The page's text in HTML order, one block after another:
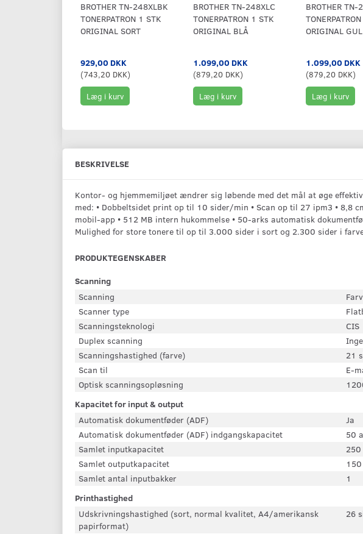
BROTHER TN-248XLBK
TONERPATRON 1 STK
ORIGINAL SORT
929,00 DKK
(743,20 DKK)
Læg i kurv
BROTHER TN-248XLC
TONERPATRON 1 STK
ORIGINAL BLÅ
1.099,00 DKK
(879,20 DKK)
Læg i kurv
BROTHER TN-
ORIGINAL GUL
1.099,00 DKK
(879,20 DKK)
Læg i kurv
BESKRIVELSE
Kontor- og hjemmemiljøet ændrer sig løbende med det mål at øge
med: • Dobbeltsidet print op til 10 sider/min • Scan op til 27 ipm3 • 8,8
mobil-app • 512 MB intern hukommelse • 50-arks automatisk
Mulighed for store tonere til op til 3.000 sider i sort og 2.300 sider i
PRODUKTEGENSKABER
Scanning
Scanning
Scanner type
Scanningsteknologi
CIS
Duplex scanning
Scanningshastighed (farve)
21
Scan til
E-
Optisk scanningsopløsning
Kapacitet for input & output
Automatisk dokumentføder (ADF)
Ja
Automatisk dokumentføder (ADF) indgangskapacitet
50
Samlet inputkapacitet
Samlet outputkapacitet
Samlet antal inputbakker
1
Printhastighed
Udskrivningshastighed (sort, normal kvalitet, A4/amerikansk
papirformat)
26